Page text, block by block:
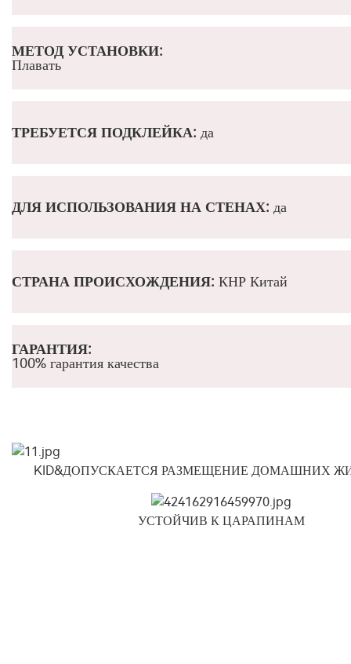
МЕТОД УСТАНОВКИ:
Плавать
ТРЕБУЕТСЯ ПОДКЛЕЙКА: да
ДЛЯ ИСПОЛЬЗОВАНИЯ НА СТЕНАХ: да
СТРАНА ПРОИСХОЖДЕНИЯ: КНР Китай
ГАРАНТИЯ:
100% гарантия качества
KID&ДОПУСКАЕТСЯ РАЗМЕЩЕНИЕ ДОМАШНИХ
УСТОЙЧИВ К ЦАРАПИНАМ